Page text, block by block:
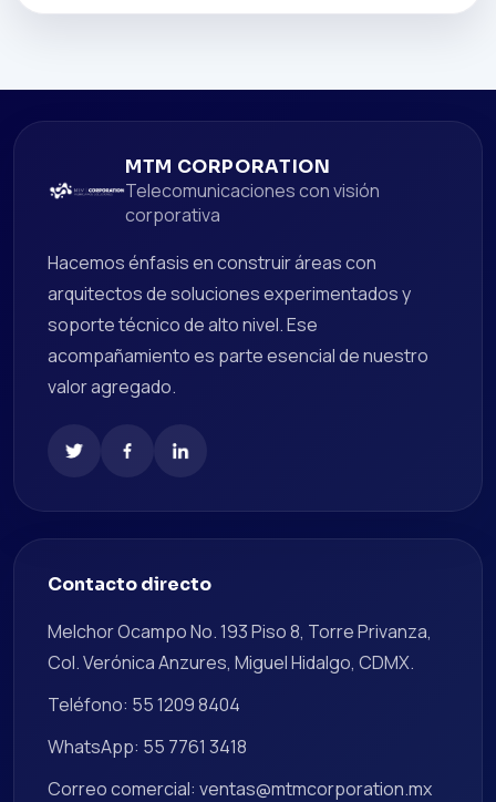
MTM CORPORATION
Telecomunicaciones con visión
corporativa
Hacemos énfasis en construir áreas con
arquitectos de soluciones experimentados y
soporte técnico de alto nivel. Ese
acompañamiento es parte esencial de nuestro
valor agregado.
Contacto directo
Melchor Ocampo No. 193 Piso 8, Torre Privanza,
Col. Verónica Anzures, Miguel Hidalgo, CDMX.
Teléfono: 55 1209 8404
WhatsApp: 55 7761 3418
Correo comercial: ventas@mtmcorporation.mx